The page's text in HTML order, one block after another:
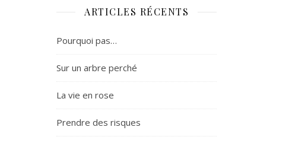
ARTICLES RÉCENTS
Pourquoi pas…
Sur un arbre perché
La vie en rose
Prendre des risques